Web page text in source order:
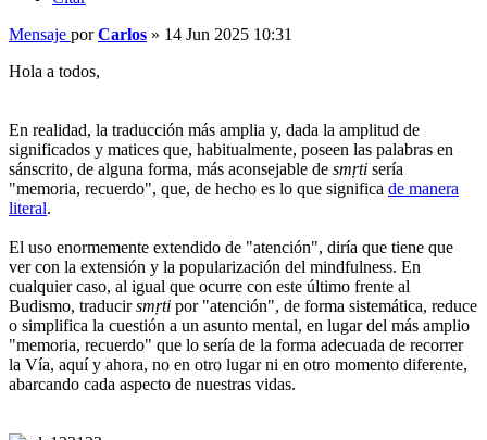
Mensaje porCarlos » 14 Jun 2025 10:31
Hola a todos,
En realidad, la traducción más amplia y, dada la amplitud de
significados y matices que, habitualmente, poseen las palabras en
sánscrito, de alguna forma, más aconsejable de smṛti sería
"memoria, recuerdo", que, de hecho es lo que significa de manera
literal.
El uso enormemente extendido de "atención", diría que tiene que
ver con la extensión y la popularización del mindfulness. En
cualquier caso, al igual que ocurre con este último frente al
Budismo, traducirsmṛti por "atención", de forma sistemática, reduce
o simplifica la cuestión a un asunto mental, en lugar del más amplio
"memoria, recuerdo" que lo sería de la forma adecuada de recorrer
la Vía, aquí y ahora, no en otro lugar ni en otro momento diferente,
abarcando cada aspecto de nuestras vidas.